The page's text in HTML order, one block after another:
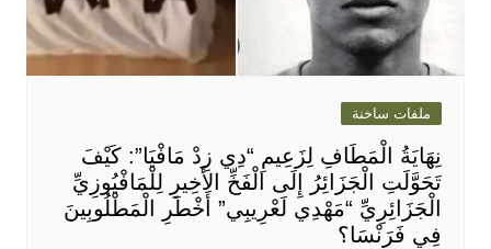
ملفات ساخنة
نِهَايَةُ الْمَطَافِ لِزَعِيمِ “دِي زِدْ مَافْيَا”: كَيْفَ
تَحَوَّلَتِ الْجَزَائِرُ إِلَى الْفَخِّ الأَخِيرِ لِلْمَافْيُوزِيِّ
الْجَزَائِرِيِّ “مَهْدِي لَعْرِيبِي” أَخْطَرِ الْمَطْلُوبِينَ
فِي فَرَنْسَا؟